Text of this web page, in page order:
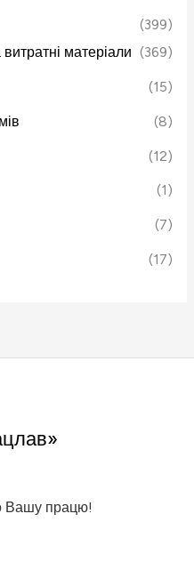
(399)
матеріали (369)
(15)
(8)
(12)
(1)
(7)
(17)
Вашу працю!